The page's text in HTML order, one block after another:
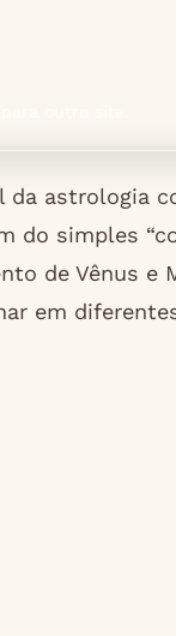
da astrologia
do simples
de Vênus e
em